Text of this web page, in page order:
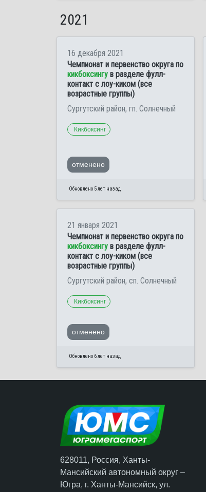
2021
16 декабря 2021
Чемпионат и первенство округа по
кикбоксингу в разделе фулл-
контакт с лоу-киком (все
возрастные группы)
Сургутский район, гп. Солнечный
Кикбоксинг
отменено
Обновлено 5 лет назад
21 января 2021
Чемпионат и первенство округа по
кикбоксингу в разделе фулл-
контакт с лоу-киком (все
возрастные группы)
Сургутский район, сп. Солнечный
Кикбоксинг
отменено
Обновлено 6 лет назад
628011, Россия, Ханты-
Мансийский автономный округ –
Югра, г. Ханты-Мансийск, ул.